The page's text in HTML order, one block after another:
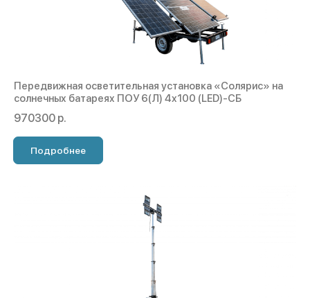
Передвижная осветительная установка «Cолярис» на
солнечных батареях ПОУ 6(Л) 4х100 (LED)-СБ
970300 р.
Подробнее